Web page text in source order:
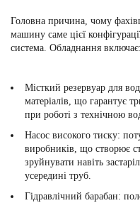
Головна причина, чому
машину саме цієї
система. Обладнання включає:
Місткий резервуар для
матеріалів, що гарантує
при роботі з технічною
Насос високого тиску:
виробників, що створює
зруйнувати навіть
усередині труб.
Гідравлічний барабан: